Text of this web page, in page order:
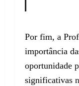
Por fim, a
importância
oportunidade
significativas